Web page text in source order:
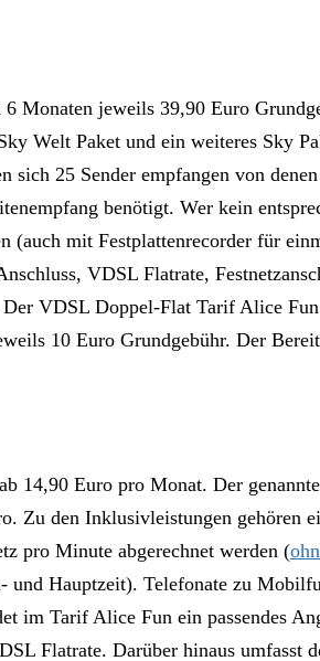
Monaten jeweils 39,90 Euro
Welt Paket und ein weiteres Sky
25 Sender empfangen von
benötigt. Wer kein
(auch mit Festplattenrecorder für
VDSL Flatrate,
VDSL Doppel-Flat Tarif Alice
10 Euro Grundgebühr. Der
14,90 Euro pro Monat. Der
Zu den Inklusivleistungen gehören
pro Minute abgerechnet werden (
Hauptzeit). Telefonate zu
im Tarif Alice Fun ein passendes
Flatrate. Darüber hinaus umfasst